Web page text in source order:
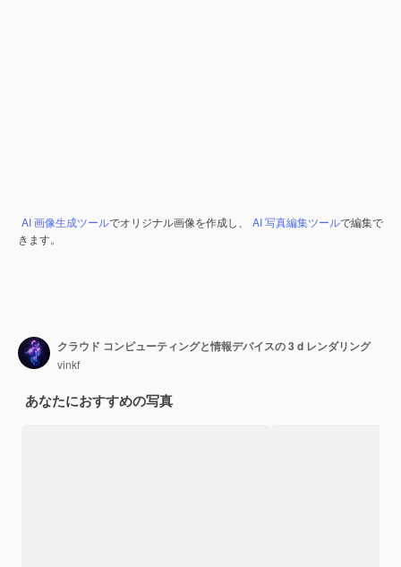
AI 画像生成ツールでオリジナル画像を作成し、 AI 写真編集ツールで編集で
きます。
クラウド コンピューティングと情報デバイスの 3 d レンダリング
vinkf
あなたにおすすめの写真